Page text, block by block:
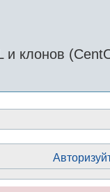
клонов